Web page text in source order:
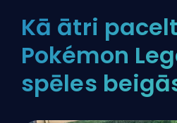
Kā ātri
Pokémon
spēles